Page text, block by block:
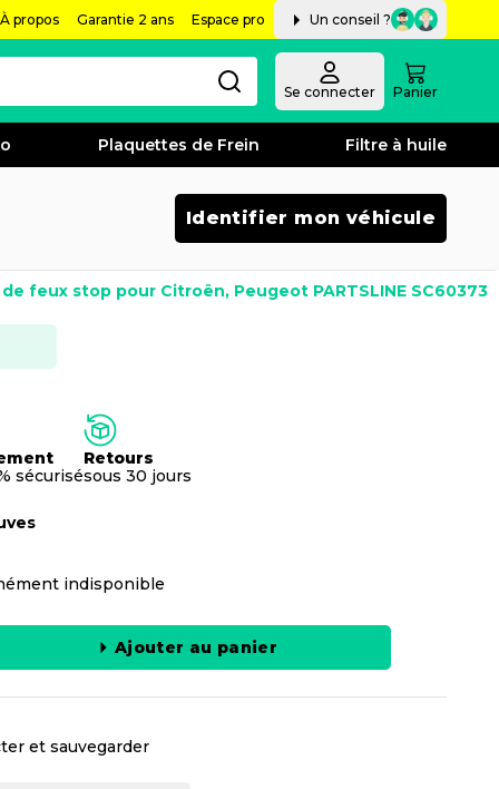
À propos Garantie 2 ans Espace pro Un conseil ?
Se connecter Panier
Plaquettes de Frein Filtre à huile
Identifier mon véhicule
feux stop pour Citroën, Peugeot PARTSLINE SC60373
sécurisé
Retours
sous 30 jours
indisponible
Ajouter au panier
et sauvegarder